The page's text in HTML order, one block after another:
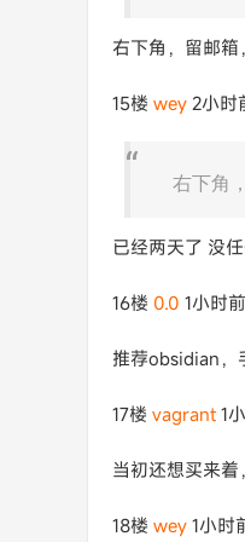
右下角，留邮箱
15楼 wey 2小时
右下角
已经两天了 没
16楼 0.0 1小时前
推荐obsidian，
17楼 vagrant 1
当初还想买来
18楼 wey 1小时